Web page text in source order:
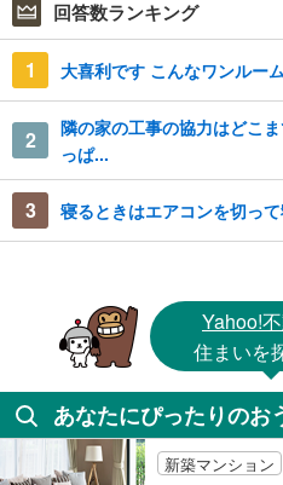
回答数ランキング
1 大喜利です こんなワンルー
2
隣の家の工事の協力はどこ
っぱ...
3 寝るときはエアコンを切っ
Yahoo!
住まいを
あなたにぴったりのお
新築マンション